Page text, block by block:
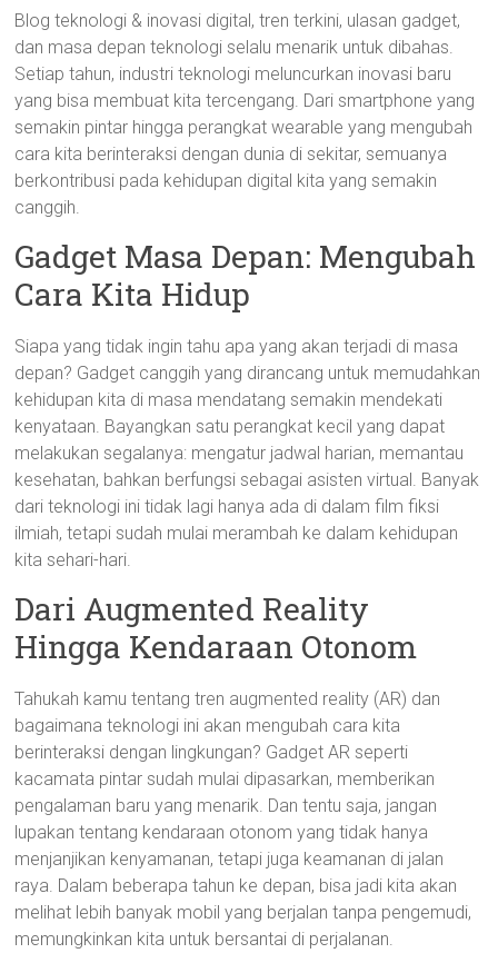
Blog teknologi & inovasi digital, tren terkini, ulasan gadget,
dan masa depan teknologi selalu menarik untuk dibahas.
Setiap tahun, industri teknologi meluncurkan inovasi baru
yang bisa membuat kita tercengang. Dari smartphone yang
semakin pintar hingga perangkat wearable yang mengubah
cara kita berinteraksi dengan dunia di sekitar, semuanya
berkontribusi pada kehidupan digital kita yang semakin
canggih.
Gadget Masa Depan: Mengubah
Cara Kita Hidup
Siapa yang tidak ingin tahu apa yang akan terjadi di masa
depan? Gadget canggih yang dirancang untuk memudahkan
kehidupan kita di masa mendatang semakin mendekati
kenyataan. Bayangkan satu perangkat kecil yang dapat
melakukan segalanya: mengatur jadwal harian, memantau
kesehatan, bahkan berfungsi sebagai asisten virtual. Banyak
dari teknologi ini tidak lagi hanya ada di dalam film fiksi
ilmiah, tetapi sudah mulai merambah ke dalam kehidupan
kita sehari-hari.
Dari Augmented Reality
Hingga Kendaraan Otonom
Tahukah kamu tentang tren augmented reality (AR) dan
bagaimana teknologi ini akan mengubah cara kita
berinteraksi dengan lingkungan? Gadget AR seperti
kacamata pintar sudah mulai dipasarkan, memberikan
pengalaman baru yang menarik. Dan tentu saja, jangan
lupakan tentang kendaraan otonom yang tidak hanya
menjanjikan kenyamanan, tetapi juga keamanan di jalan
raya. Dalam beberapa tahun ke depan, bisa jadi kita akan
melihat lebih banyak mobil yang berjalan tanpa pengemudi,
memungkinkan kita untuk bersantai di perjalanan.